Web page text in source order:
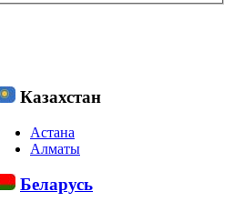
Казахстан
Астана
Алматы
Беларусь